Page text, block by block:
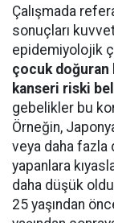
Çalışmada
sonuçları
epidemiyolojik
çocuk doğuran
kanseri riski
gebelikler bu
Örneğin,
veya daha fazla
yapanlara
daha düşük
25 yaşından